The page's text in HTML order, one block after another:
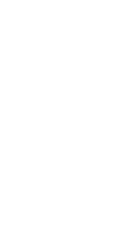
大台北地
© 2020 All